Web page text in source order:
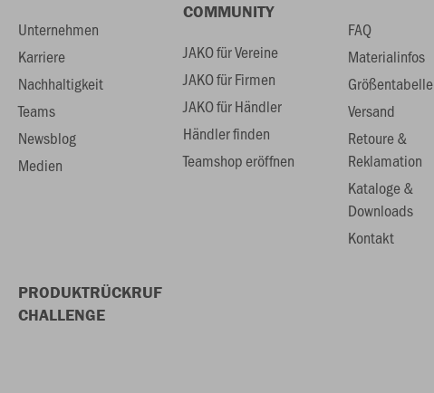
Unternehmen
Karriere
Nachhaltigkeit
Teams
Newsblog
Medien
COMMUNITY
JAKO für Vereine
JAKO für Firmen
JAKO für Händler
Händler finden
Teamshop eröffnen
FAQ
Materialinfos
Größentabelle
Versand
Retoure &
Reklamation
Kataloge &
Downloads
Kontakt
PRODUKTRÜCKRUF
CHALLENGE